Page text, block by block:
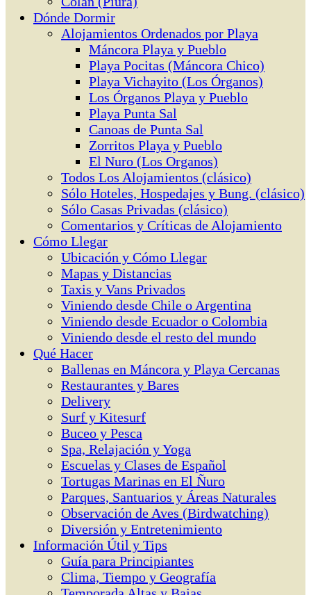
Dónde Dormir
Alojamientos Ordenados por Playa
Máncora Playa y Pueblo
Playa Pocitas (Máncora Chico)
Playa Vichayito (Los Órganos)
Los Órganos Playa y Pueblo
Playa Punta Sal
Canoas de Punta Sal
Zorritos Playa y Pueblo
El Nuro (Los Organos)
Todos Los Alojamientos (clásico)
Sólo Hoteles, Hospedajes y Bung. (clásico)
Sólo Casas Privadas (clásico)
Comentarios y Críticas de Alojamiento
Cómo Llegar
Ubicación y Cómo Llegar
Mapas y Distancias
Taxis y Vans Privados
Viniendo desde Chile o Argentina
Viniendo desde Ecuador o Colombia
Viniendo desde el resto del mundo
Qué Hacer
Ballenas en Máncora y Playa Cercanas
Restaurantes y Bares
Delivery
Surf y Kitesurf
Buceo y Pesca
Spa, Relajación y Yoga
Escuelas y Clases de Español
Tortugas Marinas en El Ñuro
Parques, Santuarios y Áreas Naturales
Observación de Aves (Birdwatching)
Diversión y Entretenimiento
Información Útil y Tips
Guía para Principiantes
Clima, Tiempo y Geografía